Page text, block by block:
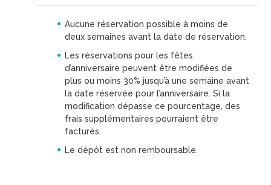
Aucune réservation possible à moins de
deux semaines avant la date de réservation.
Les réservations pour les fêtes
d’anniversaire peuvent être modifiées de
plus ou moins 30% jusqu’à une semaine avant
la date réservée pour l’anniversaire. Si la
modification dépasse ce pourcentage, des
frais supplémentaires pourraient être
facturés.
Le dépôt est non remboursable.